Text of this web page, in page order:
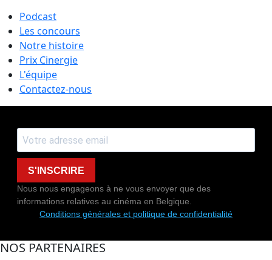
Podcast
Les concours
Notre histoire
Prix Cinergie
L'équipe
Contactez-nous
S'INSCRIRE
Nous nous engageons à ne vous envoyer que des
informations relatives au cinéma en Belgique.
Conditions générales et politique de confidentialité
NOS PARTENAIRES